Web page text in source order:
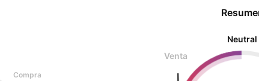
Compra
Neutral
Venta